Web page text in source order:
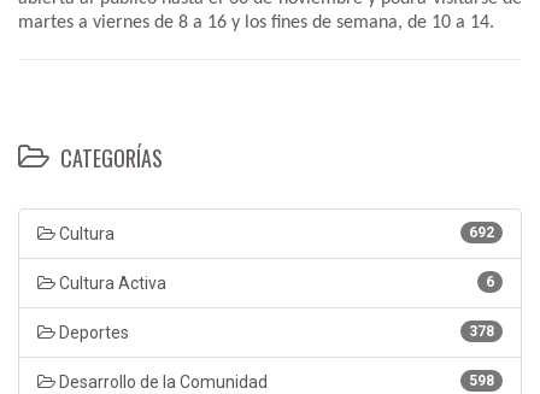
martes a viernes de 8 a 16 y los fines de semana, de 10 a 14.
CATEGORÍAS
692
Cultura
6
Cultura Activa
378
Deportes
598
Desarrollo de la Comunidad